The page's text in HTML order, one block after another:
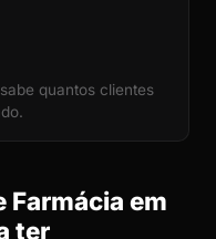
quantos clientes
Farmácia em
ter